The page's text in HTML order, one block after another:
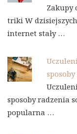
Zakupy
triki W
internet stały …
sposoby radzenia
popularna …